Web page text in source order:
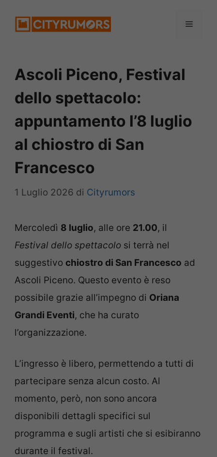
Menu
Ascoli Piceno, Festival
dello spettacolo:
appuntamento l’8 luglio
al chiostro di San
Francesco
1 Luglio 2026 di Cityrumors
Mercoledì 8 luglio, alle ore 21.00, il
Festival dello spettacolo si terrà nel
suggestivo chiostro di San Francesco ad
Ascoli Piceno. Questo evento è reso
possibile grazie all’impegno di Oriana
Grandi Eventi, che ha curato
l’organizzazione.
L’ingresso è libero, permettendo a tutti di
partecipare senza alcun costo. Al
momento, però, non sono ancora
disponibili dettagli specifici sul
programma e sugli artisti che si esibiranno
durante il festival.